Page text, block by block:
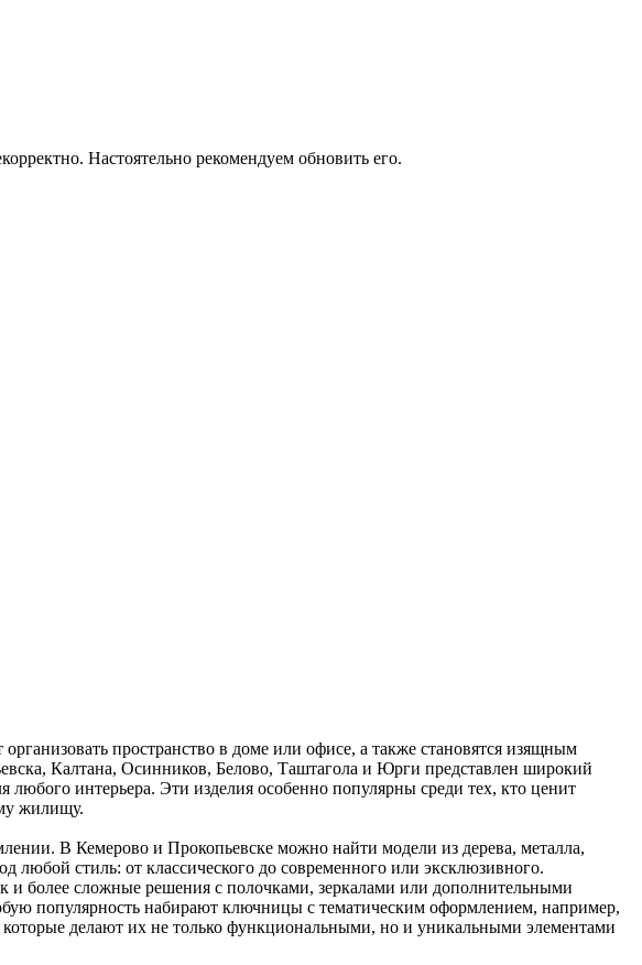
Настоятельно рекомендуем обновить его.
пространство в доме или офисе, а также становятся изящным
Калтана, Осинников, Белово, Таштагола и Юрги представлен широкий
интерьера. Эти изделия особенно популярны среди тех, кто ценит
жилищу.
В Кемерово и Прокопьевске можно найти модели из дерева, металла,
любой стиль: от классического до современного или эксклюзивного.
и более сложные решения с полочками, зеркалами или дополнительными
популярность набирают ключницы с тематическим оформлением, например,
делают их не только функциональными, но и уникальными элементами